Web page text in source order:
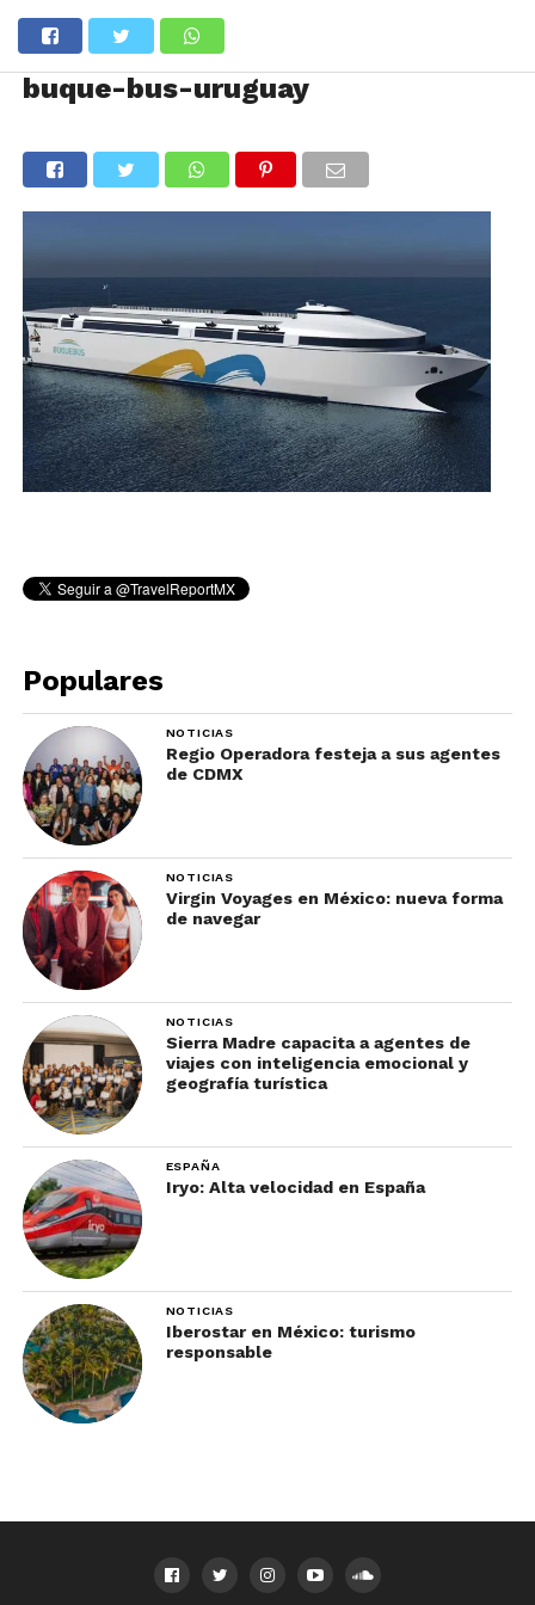
buque-bus-uruguay
Populares
NOTICIAS
Regio Operadora festeja a sus agentes
de CDMX
NOTICIAS
Virgin Voyages en México: nueva forma
de navegar
NOTICIAS
Sierra Madre capacita a agentes de
viajes con inteligencia emocional y
geografía turística
ESPAÑA
Iryo: Alta velocidad en España
NOTICIAS
Iberostar en México: turismo
responsable